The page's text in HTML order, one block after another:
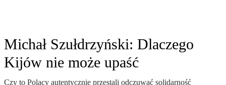
Michał Szułdrzyński: Dlaczego
Kijów nie może upaść
Czy to Polacy autentycznie przestali odczuwać solidarność